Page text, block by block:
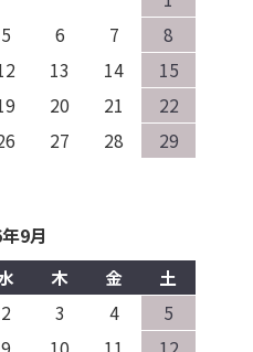
5 6 7
8
13 14
15
20 21
22
27 28
29
9月
木 金
土
2 3 4
5